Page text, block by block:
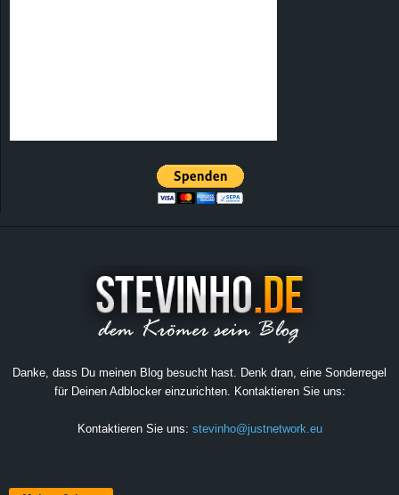
Danke, dass Du meinen Blog besucht hast. Denk dran, eine Sonderregel
für Deinen Adblocker einzurichten. Kontaktieren Sie uns:
Kontaktieren Sie uns: stevinho@justnetwork.eu